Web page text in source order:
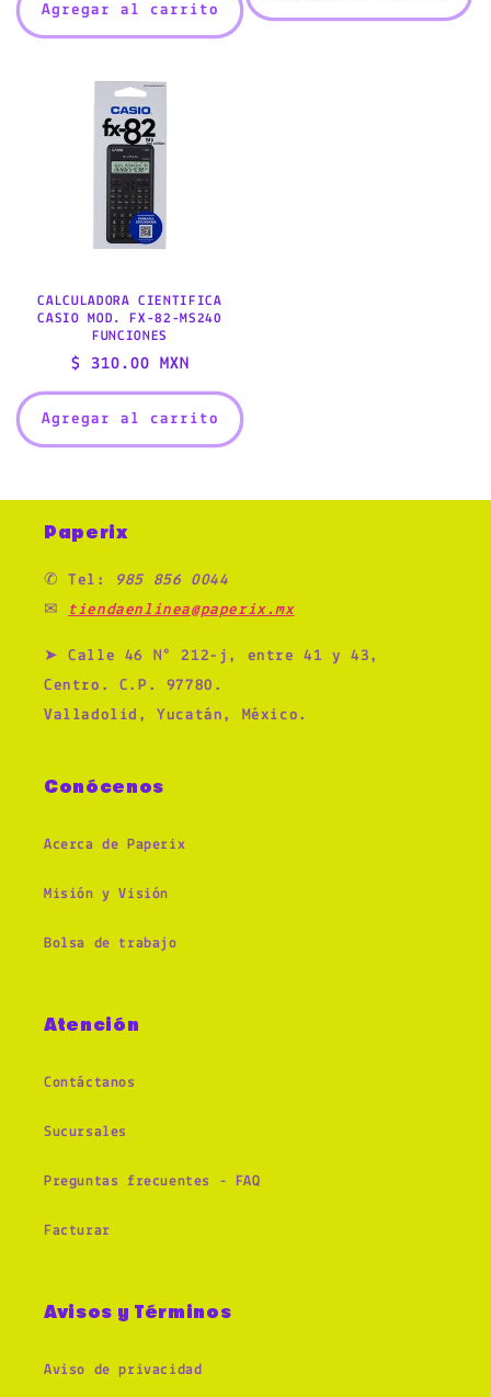
Agregar al carrito
CALCULADORA CIENTIFICA
CASIO MOD. FX-82-MS240
FUNCIONES
Precio
habitual
$ 310.00 MXN
Agregar al carrito
Paperix
✆ Tel:
985 856 0044
✉
tiendaenlinea@paperix.mx
➤ Calle 46 N° 212-j, entre 41 y 43,
Centro. C.P. 97780.
Valladolid, Yucatán, México.
Conócenos
Acerca de Paperix
Misión y Visión
Bolsa de trabajo
Atención
Contáctanos
Sucursales
Preguntas frecuentes - FAQ
Facturar
Avisos y Términos
Aviso de privacidad